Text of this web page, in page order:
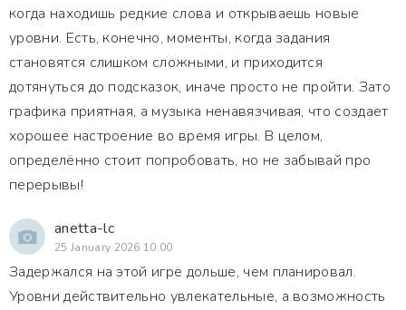
когда находишь редкие слова и открываешь новые
уровни. Есть, конечно, моменты, когда задания
становятся слишком сложными, и приходится
дотянуться до подсказок, иначе просто не пройти. Зато
графика приятная, а музыка ненавязчивая, что создает
хорошее настроение во время игры. В целом,
определённо стоит попробовать, но не забывай про
перерывы!
anetta-lc
25 January 2026 10:00
Задержался на этой игре дольше, чем планировал.
Уровни действительно увлекательные, а возможность